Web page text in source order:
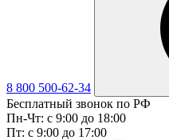
8 800 500-62-34
Бесплатный звонок по РФ
Пн-Чт: с 9:00 до 18:00
Пт: с 9:00 до 17:00